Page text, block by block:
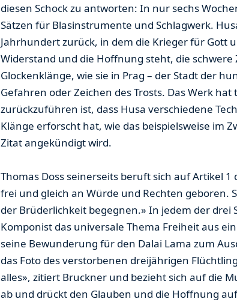
diesen Schock zu antworten: In nur sechs
Sätzen für Blasinstrumente und Schlagwerk.
Jahrhundert zurück, in dem die Krieger für Gott
Widerstand und die Hoffnung steht, die
Glockenklänge, wie sie in Prag – der Stadt der
Gefahren oder Zeichen des Trosts. Das Werk
zurückzuführen ist, dass Husa verschiedene
Klänge erforscht hat, wie das beispielsweise im
Zitat angekündigt wird.
Thomas Doss seinerseits beruft sich auf Artikel
frei und gleich an Würde und Rechten geboren.
der Brüderlichkeit begegnen.» In jedem der drei
Komponist das universale Thema Freiheit aus
seine Bewunderung für den Dalai Lama zum
das Foto des verstorbenen dreijährigen
alles», zitiert Bruckner und bezieht sich auf die
ab und drückt den Glauben und die Hoffnung